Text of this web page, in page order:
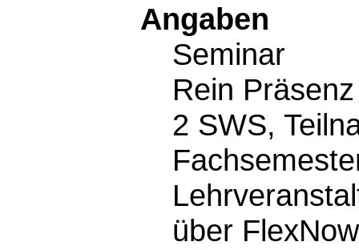
Angaben
Seminar
Rein Präsenz
2 SWS,
über